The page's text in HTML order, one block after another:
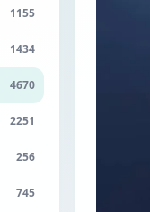
1155
1434
4670
2251
256
745